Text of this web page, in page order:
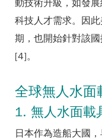
動技術升級，如發
科技人才需求。因
期，也開始針對該
[4]。
全球無人水面
1. 無人水面載
日本作為造船大國